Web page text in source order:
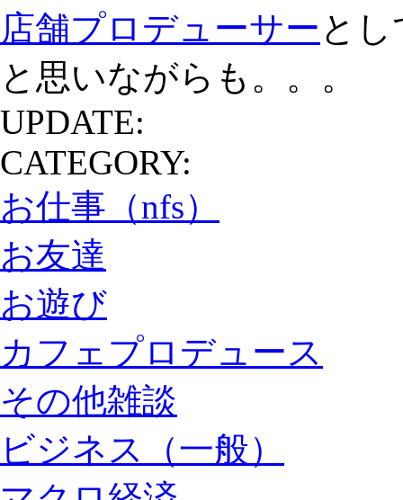
店舗プロデューサー と
と思いながらも。。。
UPDATE:
CATEGORY:
お仕事（nfs）
お友達
お遊び
カフェプロデュース
その他雑談
ビジネス（一般）